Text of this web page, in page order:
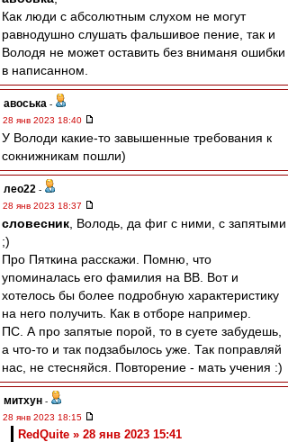
Как люди с абсолютным слухом не могут
равнодушно слушать фальшивое пение, так и
Володя не может оставить без вниманя ошибки
в написанном.
авоська -
28 янв 2023 18:40
У Володи какие-то завышенные требования к
сокнижникам пошли)
лео22 -
28 янв 2023 18:37
словесник , Володь, да фиг с ними, с запятыми
;)
Про Пяткина расскажи. Помню, что
упоминалась его фамилия на ВВ. Вот и
хотелось бы более подробную характеристику
на него получить. Как в отборе например.
ПС. А про запятые порой, то в суете забудешь,
а что-то и так подзабылось уже. Так поправляй
нас, не стесняйся. Повторение - мать учения :)
митхун -
28 янв 2023 18:15
RedQuite » 28 янв 2023 15:41